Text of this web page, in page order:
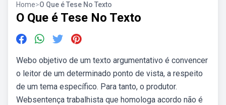
Home>O Que é Tese No Texto
O Que é Tese No Texto
Webo objetivo de um texto argumentativo é convencer
o leitor de um determinado ponto de vista, a respeito
de um tema específico. Para tanto, o produtor.
Websentença trabalhista que homologa acordo não é